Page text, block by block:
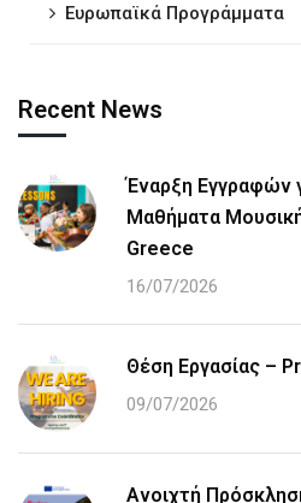
Ευρωπαϊκά Προγράμματα
Recent News
Έναρξη Εγγραφών
Μαθήματα
Greece
16/07/2026
Θέση Εργασίας –
09/07/2026
Ανοιχτή